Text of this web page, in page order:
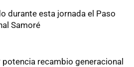
durante esta jornada el Paso
Samoré
potencia recambio generacional